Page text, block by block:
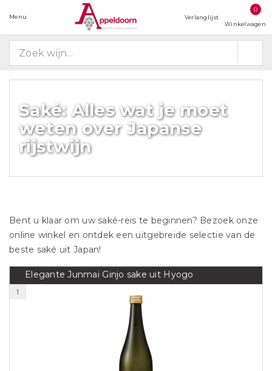
Menu Verlanglijst
0
Winkelwagen
Saké: Alles wat je moet
weten over Japanse
rijstwijn
Bent u klaar om uw saké-reis te beginnen? Bezoek onze
online winkel en ontdek een uitgebreide selectie van de
beste saké uit Japan!
Elegante Junmai Ginjo sake uit Hyogo
1